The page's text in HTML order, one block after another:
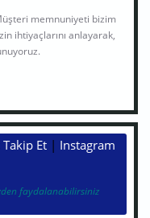
memnuniyeti bizim
ihtiyaçlarını anlayarak,
Et | Instagram
faydalanabilirsiniz